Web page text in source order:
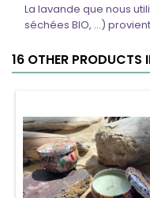
La lavande que nous
séchées BIO, ...)
16 OTHER PRODUCTS